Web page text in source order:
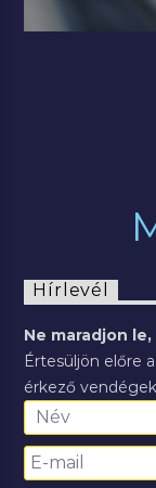
Hírlevél
Ne maradjon
Értesüljön előre
érkező